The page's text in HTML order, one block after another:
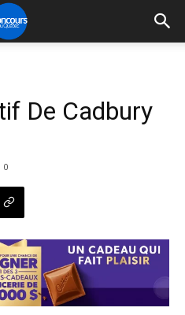
De Cadbury
0